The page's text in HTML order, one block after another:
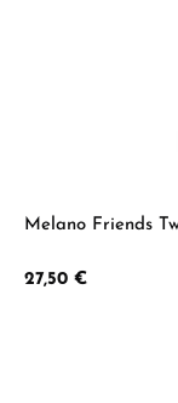
Melano Friends
Regulärer Preis:
27,50 €